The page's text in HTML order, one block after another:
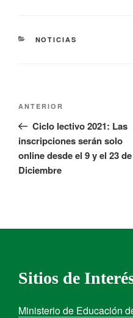
NOTICIAS
ANTERIOR
Ciclo lectivo 2021: Las
inscripciones serán solo
online desde el 9 y el 23 de
Diciembre
Sitios de
Ministerio de Educación